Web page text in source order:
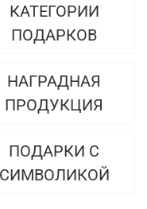
КАТЕГОРИИ
ПОДАРКОВ
НАГРАДНАЯ
ПРОДУКЦИЯ
ПОДАРКИ С
СИМВОЛИКОЙ